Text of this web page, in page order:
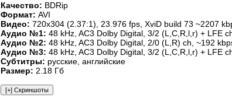
Качество: BDRip
Формат: AVI
Видео: 720x304 (2.37:1), 23.976 fps, XviD build 73 ~2207
Аудио №1: 48 kHz, AC3 Dolby Digital, 3/2 (L,C,R,l,r) + LFE
Аудио №2: 48 kHz, AC3 Dolby Digital, 2/0 (L,R) ch, ~192
Аудио №3: 48 kHz, AC3 Dolby Digital, 3/2 (L,C,R,l,r) + LFE
Субтитры: русские, английские
Размер: 2.18 Гб